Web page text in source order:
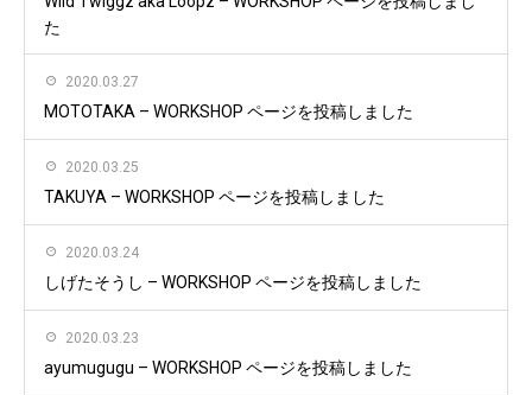
た
2020.03.27
MOTOTAKA – WORKSHOP ページを投稿しました
2020.03.25
TAKUYA – WORKSHOP ページを投稿しました
2020.03.24
しげたそうし – WORKSHOP ページを投稿しました
2020.03.23
ayumugugu – WORKSHOP ページを投稿しました